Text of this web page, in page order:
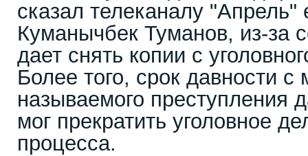
сказал телеканалу "Апрель"
Куманычбек Туманов, из-за
дает снять копии с
Более того, срок давности с
называемого преступления
мог прекратить уголовное
процесса.